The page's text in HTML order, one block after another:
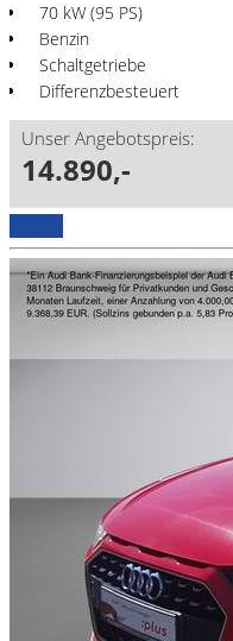
70 kW (95 PS)
Benzin
Schaltgetriebe
Differenzbesteuert
Unser Angebotspreis:
14.890,-